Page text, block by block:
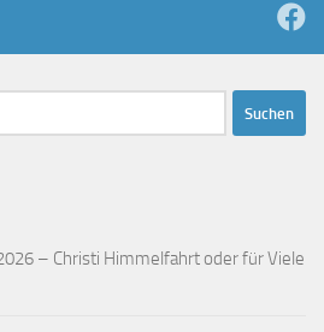
– Christi Himmelfahrt oder für Viele